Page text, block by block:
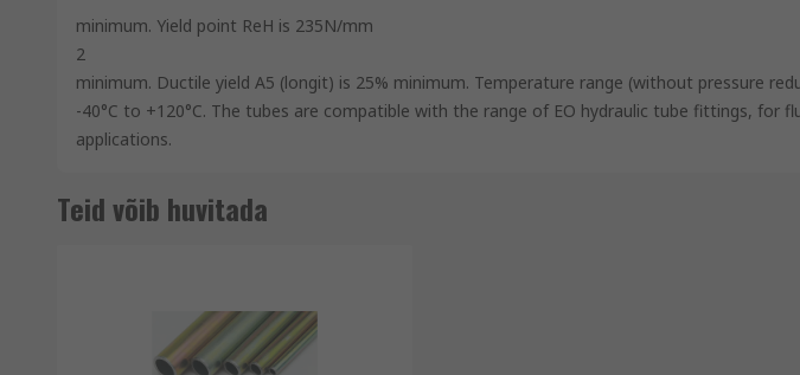
minimum. Yield point ReH is 235N/mm
2
minimum. Ductile yield A5 (longit) is 25% minimum. Temperature range (without pressure
-40°C to +120°C. The tubes are compatible with the range of EO hydraulic tube fittings, for
applications.
Teid võib huvitada